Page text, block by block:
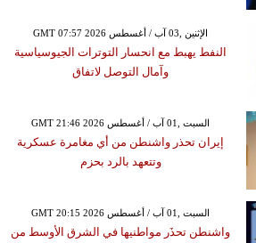
GMT 07:57 2026 الإثنين ,03 آب / أغسطس
النفط يهبط مع انحسار التوترات الجيوسياسية
وآمال التوصل لاتفاق
GMT 21:46 2026 السبت ,01 آب / أغسطس
إيران تحذر واشنطن من أي مغامرة عسكرية
وتتعهد بالرد بحزم
GMT 20:15 2026 السبت ,01 آب / أغسطس
واشنطن تحذَر مواطنيها في الشرق الأوسط من